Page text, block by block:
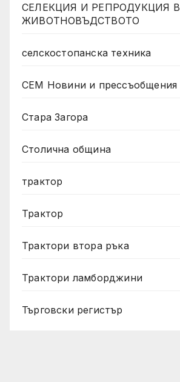
СЕЛЕКЦИЯ И РЕПРОДУКЦИЯ В
ЖИВОТНОВЪДСТВОТО
селскостопанска техника
СЕМ Новини и прессъобщения
Стара Загора
Столична община
трактор
Трактор
Трактори втора ръка
Трактори ламборджини
Търговски регистър